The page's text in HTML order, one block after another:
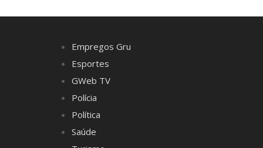
Empregos Gru
Esportes
GWeb TV
Polícia
Política
Saúde